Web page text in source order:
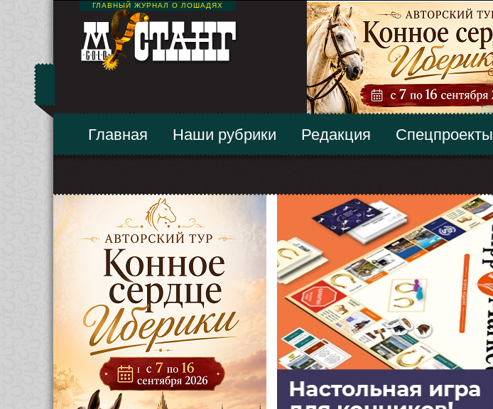
ГЛАВНЫЙ ЖУРНАЛ О ЛОШАДЯХ
Главная Наши рубрики Редакция Спецпроекты